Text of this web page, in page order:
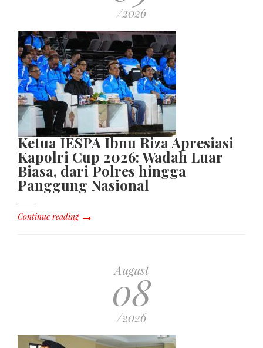
/2026
Ketua IESPA Ibnu Riza Apresiasi
Kapolri Cup 2026: Wadah Luar
Biasa, dari Polres hingga
Panggung Nasional
Continue reading
August
08
/2026